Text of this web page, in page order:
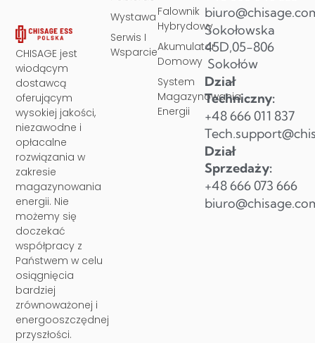
CHISAGE jest
wiodącym
dostawcą
oferującym
wysokiej jakości,
niezawodne i
opłacalne
rozwiązania w
zakresie
magazynowania
energii. Nie
możemy się
doczekać
współpracy z
Państwem w celu
osiągnięcia
bardziej
zrównoważonej i
energooszczędnej
przyszłości.
Falownik
Hybrydowy
Akumulator
Domowy
System
Magazynowania
Energii
Wystawa
Serwis I
Wsparcie
Sokołowska
45D,05-806
Sokołów
Dział
Techniczny:
+48 666 011 837
Dział
Sprzedaży:
+48 666 073 666